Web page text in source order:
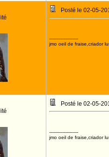
Posté le 02-05-
--------------------
jmo oeil de fraise,criador
Posté le 02-05-
--------------------
jmo oeil de fraise,criador